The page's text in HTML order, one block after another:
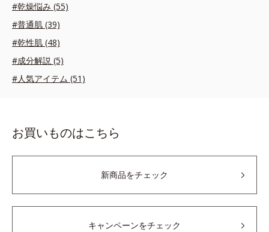
#乾燥悩み (55)
#普通肌 (39)
#乾性肌 (48)
#成分解説 (5)
#人気アイテム (51)
お買いものはこちら
新商品をチェック
キャンペーンをチェック